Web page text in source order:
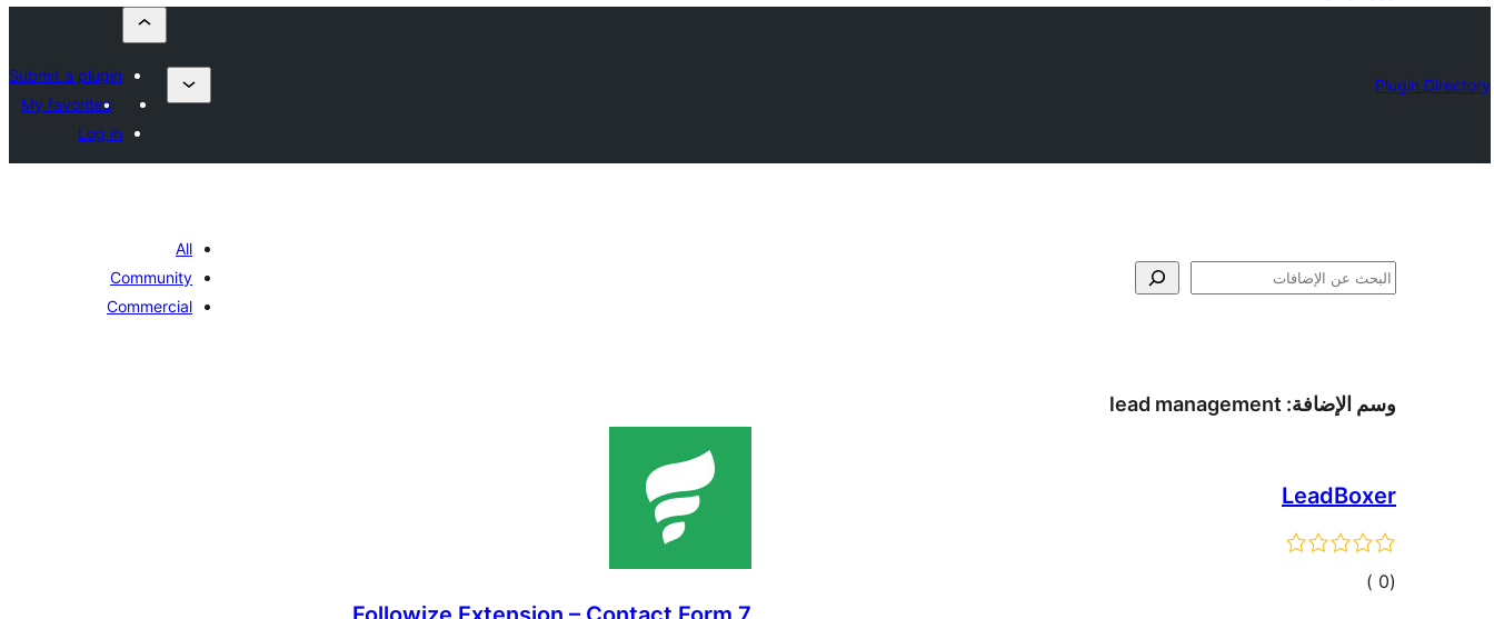
Plugin Directory
Submit a plugin
My favorites
Log in
البحث
All
Community
Commercial
وسم الإضافة: lead management
LeadBoxer
(0
إجمالي)